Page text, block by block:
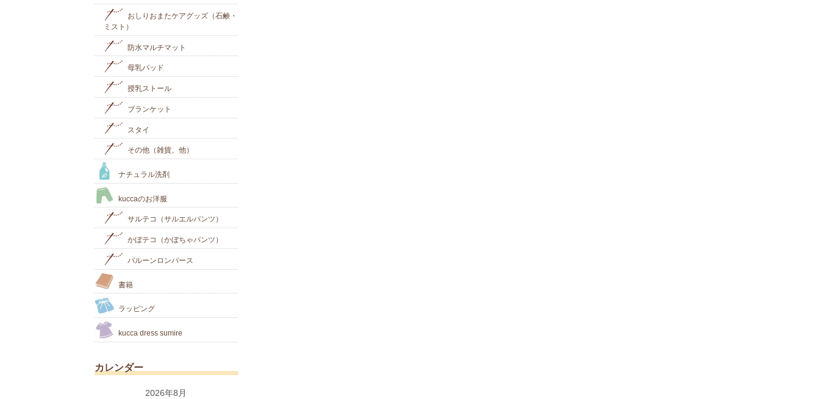
おしりおまたケアグッズ（石鹸・
ミスト）
防水マルチマット
母乳パッド
授乳ストール
ブランケット
スタイ
その他（雑貨、他）
ナチュラル洗剤
kuccaのお洋服
サルテコ（サルエルパンツ）
かぼテコ（かぼちゃパンツ）
バルーンロンパース
書籍
ラッピング
kucca dress sumire
カレンダー
2026年8月